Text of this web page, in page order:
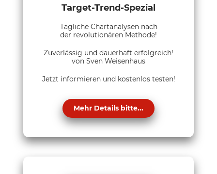
Target-Trend-Spezial
Tägliche Chartanalysen nach
der revolutionären Methode!
Zuverlässig und dauerhaft erfolgreich!
von Sven Weisenhaus
Jetzt informieren und kostenlos testen!
Mehr Details bitte...